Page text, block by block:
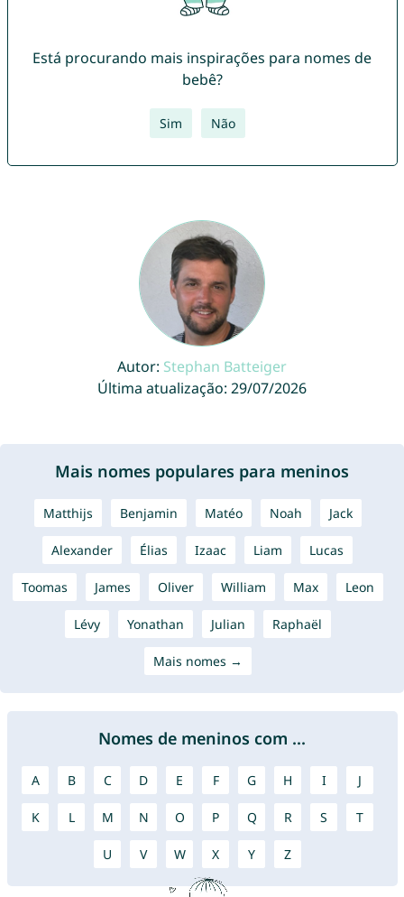
Está procurando mais inspirações para nomes de
bebê?
Sim Não
Autor: Stephan Batteiger
Última atualização: 29/07/2026
Mais nomes populares para meninos
Matthijs Benjamin Matéo Noah Jack
Alexander Élias Izaac Liam Lucas
Toomas James Oliver William Max Leon
Lévy Yonathan Julian Raphaël
Mais nomes →
Nomes de meninos com ...
A B C D E F G H I J
K L M N O P Q R S T
U V W X Y Z